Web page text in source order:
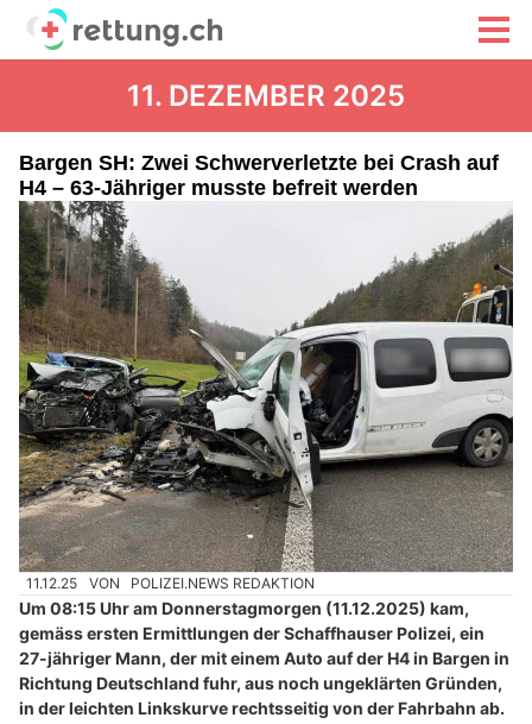
11. DEZEMBER 2025
Bargen SH: Zwei Schwerverletzte bei Crash auf
H4 – 63-Jähriger musste befreit werden
11.12.25 VON POLIZEI.NEWS REDAKTION
Um 08:15 Uhr am Donnerstagmorgen (11.12.2025) kam,
gemäss ersten Ermittlungen der Schaffhauser Polizei, ein
27-jähriger Mann, der mit einem Auto auf der H4 in Bargen in
Richtung Deutschland fuhr, aus noch ungeklärten Gründen,
in der leichten Linkskurve rechtsseitig von der Fahrbahn ab.